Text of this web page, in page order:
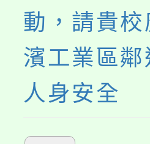
動，請貴
濱工業區
人身安全